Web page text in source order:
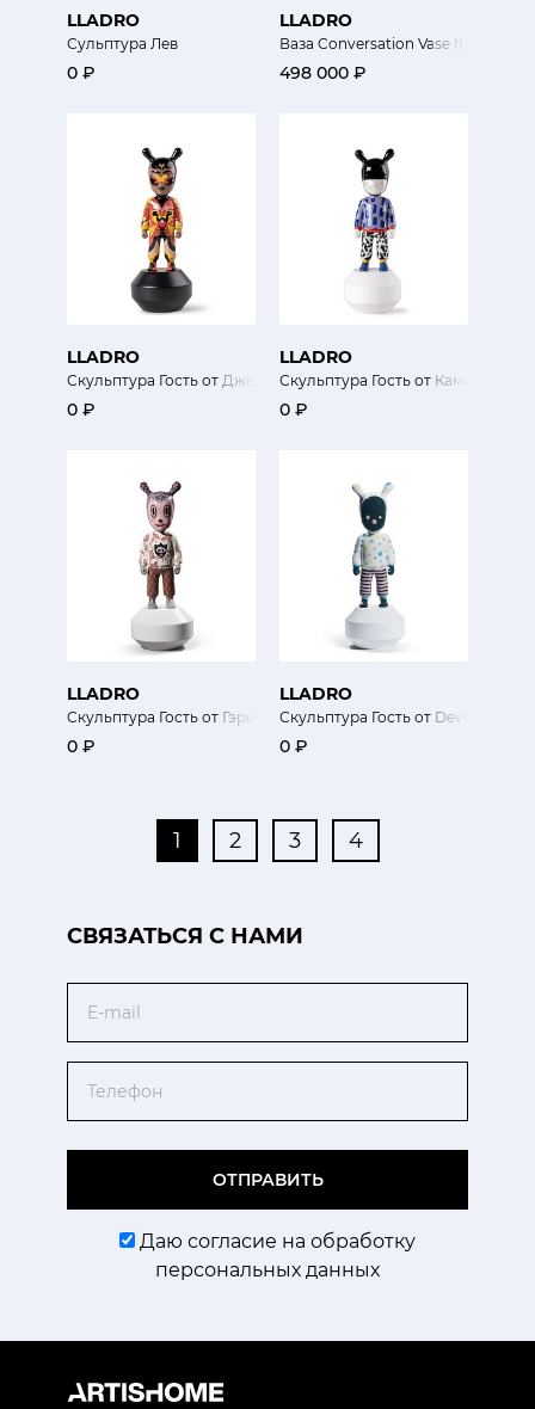
LLADRO
Сульптура Лев
0 ₽
LLADRO
Ваза Conversation Vase II
498 000 ₽
LLADRO
Скульптура Гость от Джейд (мини)
0 ₽
LLADRO
Скульптура Гость от Камилла
0 ₽
LLADRO
Скульптура Гость от Гэри Бэйсман (мини)
0 ₽
LLADRO
Скульптура Гость от Devilrobots
0 ₽
1 2 3 4
CВЯЗАТЬСЯ С НАМИ
ОТПРАВИТЬ
Даю согласие на обработку
персональных данных